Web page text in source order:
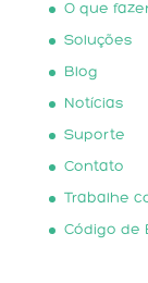
O que
Soluções
Blog
Notícias
Suporte
Contato
Trabalhe
Código de